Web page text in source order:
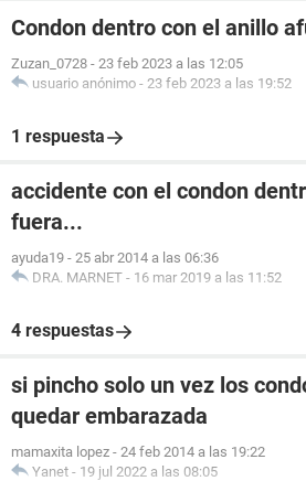
Condon dentro con el anillo
Zuzan_0728 - 23 feb 2023 a las 12:05
usuario anónimo - 23 feb 2023 a las 19:52
1 respuesta
accidente con el condon
fuera...
ayuda19 - 25 abr 2014 a las 06:36
DRA. MARNET - 16 mar 2019 a las 11:52
4 respuestas
si pincho solo un vez los
quedar embarazada
mamaxita lopez - 24 feb 2014 a las 19:22
Yanet - 19 jul 2022 a las 08:05